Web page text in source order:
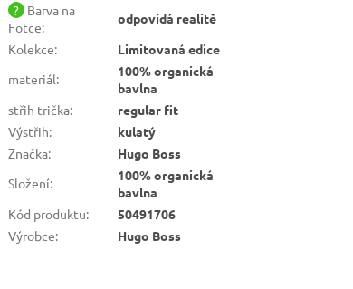
? Barva na
Fotce:
odpovídá realitě
Kolekce:
Limitovaná edice
materiál:
100% organická
bavlna
střih trička:
regular fit
Výstřih:
kulatý
Značka:
Hugo Boss
Složení:
100% organická
bavlna
Kód produktu:
50491706
Výrobce: Hugo Boss